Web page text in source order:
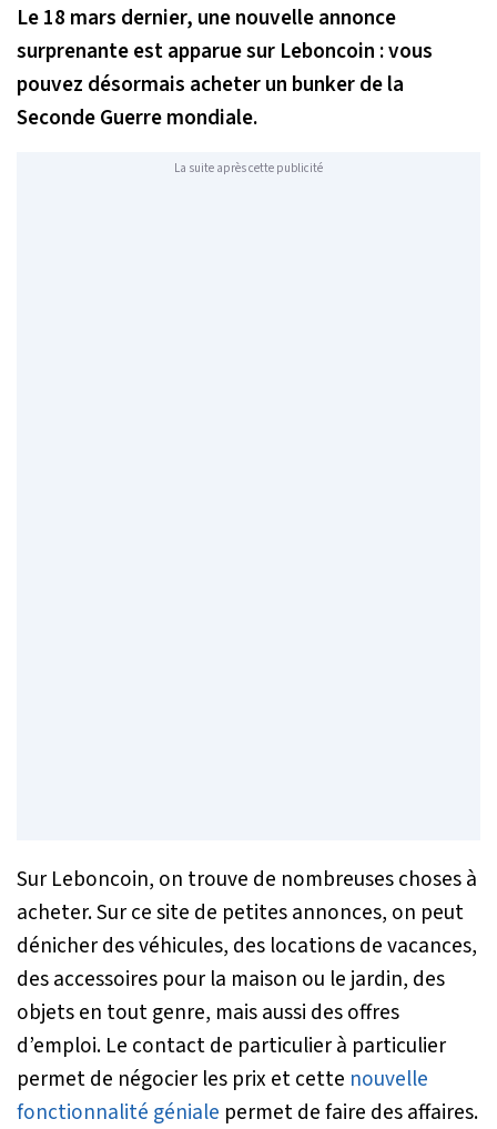
Le 18 mars dernier, une nouvelle annonce
surprenante est apparue sur Leboncoin : vous
pouvez désormais acheter un bunker de la
Seconde Guerre mondiale.
La suite après cette publicité
Sur Leboncoin, on trouve de nombreuses choses à
acheter. Sur ce site de petites annonces, on peut
dénicher des véhicules, des locations de vacances,
des accessoires pour la maison ou le jardin, des
objets en tout genre, mais aussi des offres
d’emploi. Le contact de particulier à particulier
permet de négocier les prix et cette nouvelle
fonctionnalité géniale permet de faire des affaires.